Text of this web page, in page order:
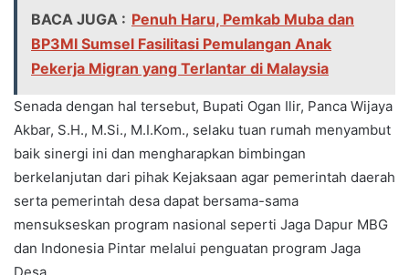
BACA JUGA : Penuh Haru, Pemkab Muba dan
BP3MI Sumsel Fasilitasi Pemulangan Anak
Pekerja Migran yang Terlantar di Malaysia
Senada dengan hal tersebut, Bupati Ogan Ilir, Panca Wijaya
Akbar, S.H., M.Si., M.I.Kom., selaku tuan rumah menyambut
baik sinergi ini dan mengharapkan bimbingan
berkelanjutan dari pihak Kejaksaan agar pemerintah daerah
serta pemerintah desa dapat bersama-sama
mensukseskan program nasional seperti Jaga Dapur MBG
dan Indonesia Pintar melalui penguatan program Jaga